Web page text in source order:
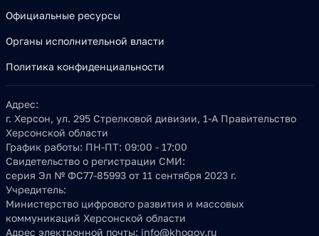
Официальные ресурсы
Органы исполнительной власти
Политика конфиденциальности
Адрес:
г. Херсон, ул. 295 Стрелковой дивизии, 1-А Правительство
Херсонской области
График работы: ПН-ПТ: 09:00 - 17:00
Свидетельство о регистрации СМИ:
серия Эл № ФС77-85993 от 11 сентября 2023 г.
Учредитель:
Министерство цифрового развития и массовых
коммуникаций Херсонской области
Адрес электронной почты: info@khogov.ru